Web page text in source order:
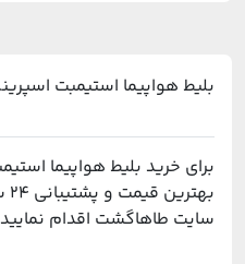
بلیط هواپیما استیمبت
برای خرید بلیط هواپیما
سایت طاهاگشت اقدام